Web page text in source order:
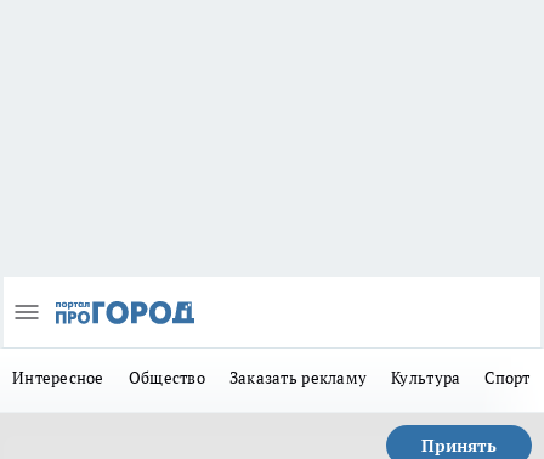
Интересное Общество Заказать рекламу Культура Спорт
Принять